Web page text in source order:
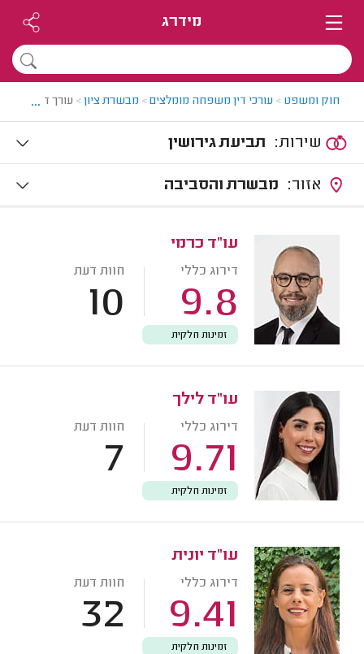
מידרג
חוק ומשפט > עורכי דין משפחה מומלצים> מבשרת ציון> עורך דין
...
תביעת גירושין
מבשרת והסביבה
עו"ד כרמי
דירוג כללי
9.8
חוות דעת
10
זמינות חלקית
עו"ד לילך
דירוג כללי
9.71
חוות דעת
7
זמינות חלקית
עו"ד יונית
דירוג כללי
9.41
חוות דעת
32
זמינות חלקית